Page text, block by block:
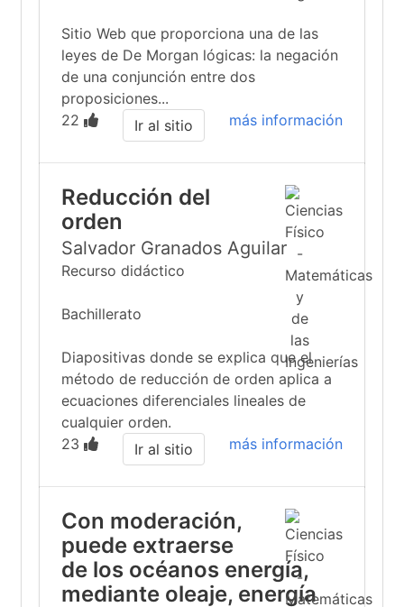
Sitio Web que proporciona una de las
leyes de De Morgan lógicas: la negación
de una conjunción entre dos
proposiciones...
22
más información
Ir al sitio
Reducción del
orden
Salvador Granados Aguilar
Recurso didáctico
Bachillerato
Diapositivas donde se explica que el
método de reducción de orden aplica a
ecuaciones diferenciales lineales de
cualquier orden.
23
más información
Ir al sitio
Con moderación,
puede extraerse
de los océanos energía,
mediante oleaje, energía